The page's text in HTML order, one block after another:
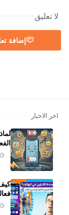
لا تعليق
إضافة
اخر الاخبار